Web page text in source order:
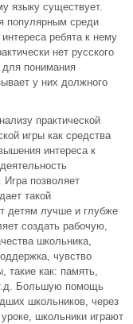
языку существует.
популярным среди
ребята к нему
нет русского
понимания
у них должного
практической
игры как средства
интереса к
позволяет
такой
детям лучше и глубже
создать рабочую,
школьника,
чувство
такие как: память,
Большую помощь
школьников, через
школьники играют